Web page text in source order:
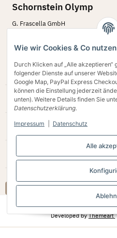
Wie wir Cookies & Co nutzen
Durch Klicken auf „Alle akzeptieren“
folgender Dienste auf unserer
Google Map, PayPal Express
können die Einstellung jederzeit
unten). Weitere Details finden Sie
Datenschutzerklärung.
Impressum Datenschutz
Alle
Schornstein Olymp
G. Frascella GmbH
45770 Marl
Verkauf@schornstein-olymp.de
Gesetzliche Informationen
Bequem bezahlen
Kundenbewertungen
Vertrag widerrufen
* Alle Preise inkl.
Developed byThemeart